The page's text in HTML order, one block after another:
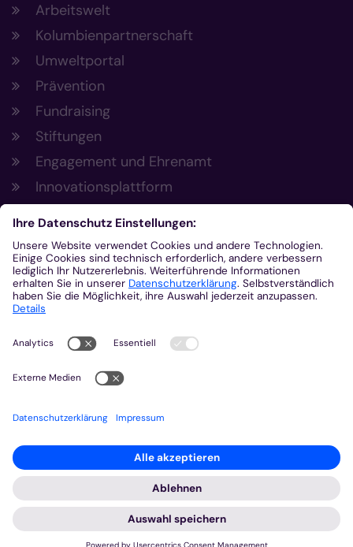
Arbeitswelt
Kolumbienpartnerschaft
Umweltportal
Prävention
Fundraising
Stiftungen
Engagement und Ehrenamt
Innovationsplattform
Aus der Plattform
Nachrichten
Veranstaltungen
Gottesdienste
Stellenangebote
Kirchenzeitung
Amtsblatt (Kirchlicher Anzeiger)
Rechtsdatenbank
Meldestelle gemäß Hinweisgeberschutzgesetz
2026 © Bistum Aachen
Impressum
Datenschutzerklärung